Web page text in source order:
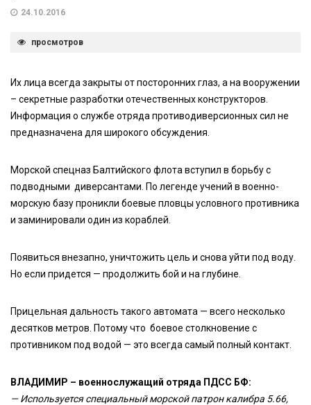
24.10.2016
просмотров
Их лица всегда закрыты от посторонних глаз, а на вооружении
– секретные разработки отечественных конструкторов.
Информация о службе отряда противодиверсионных сил не
предназначена для широкого обсуждения.
Морской спецназ Балтийского флота вступил в борьбу с
подводными диверсантами. По легенде учений в военно-
морскую базу проникли боевые пловцы условного противника
и заминировали один из кораблей.
Появиться внезапно, уничтожить цель и снова уйти под воду.
Но если придется — продолжить бой и на глубине.
Прицельная дальность такого автомата — всего несколько
десятков метров. Потому что боевое столкновение с
противником под водой — это всегда самый полный контакт.
ВЛАДИМИР – военнослужащий отряда ПДСС БФ:
— Используется специальный морской патрон калибра 5.66,